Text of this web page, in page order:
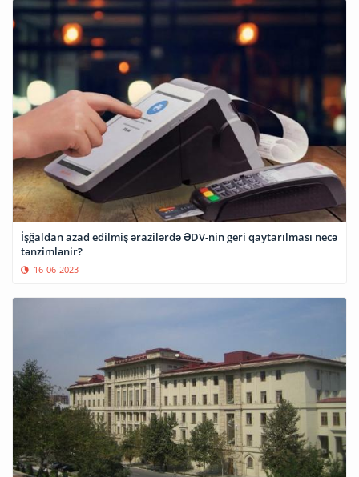
İşğaldan azad edilmiş ərazilərdə ƏDV-nin geri qaytarılması necə
tənzimlənir?
16-06-2023